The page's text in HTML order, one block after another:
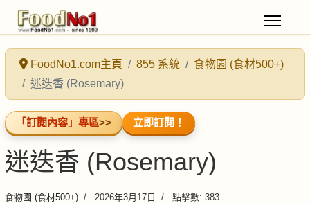
FoodNo1.com主頁 855 系統
食物園 (食材500+)
迷迭香 (Rosemary)
「訂閱內容」專區>> 立即訂閱！
迷迭香 (Rosemary)
食物園 (食材500+) 2026年3月17日 點擊數: 383